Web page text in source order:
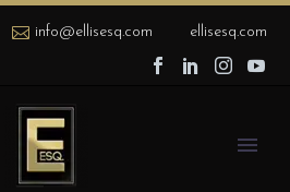
info@ellisesq.com ellisesq.com